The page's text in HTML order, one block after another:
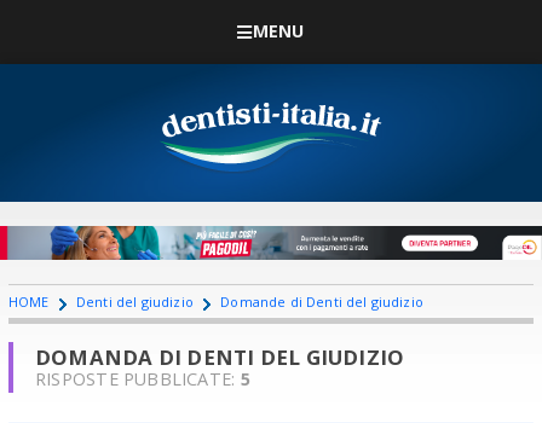
MENU
HOME Denti del giudizio Domande di Denti del giudizio
DOMANDA DI DENTI DEL GIUDIZIO
RISPOSTE PUBBLICATE: 5